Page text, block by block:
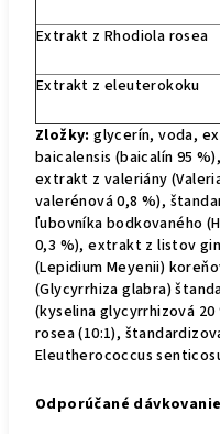
Extrakt z Rhodiola rosea
Extrakt z eleuterokoku
Zložky:glycerín, voda,
baicalensis (baicalín 95
extrakt z valeriány
valerénová 0,8 %),
ľubovníka bodkovaného
0,3 %), extrakt z listov
(Lepidium Meyenii)
(Glycyrrhiza glabra)
(kyselina glycyrrhizová
rosea (10:1),
Eleutherococcus
Odporúčané